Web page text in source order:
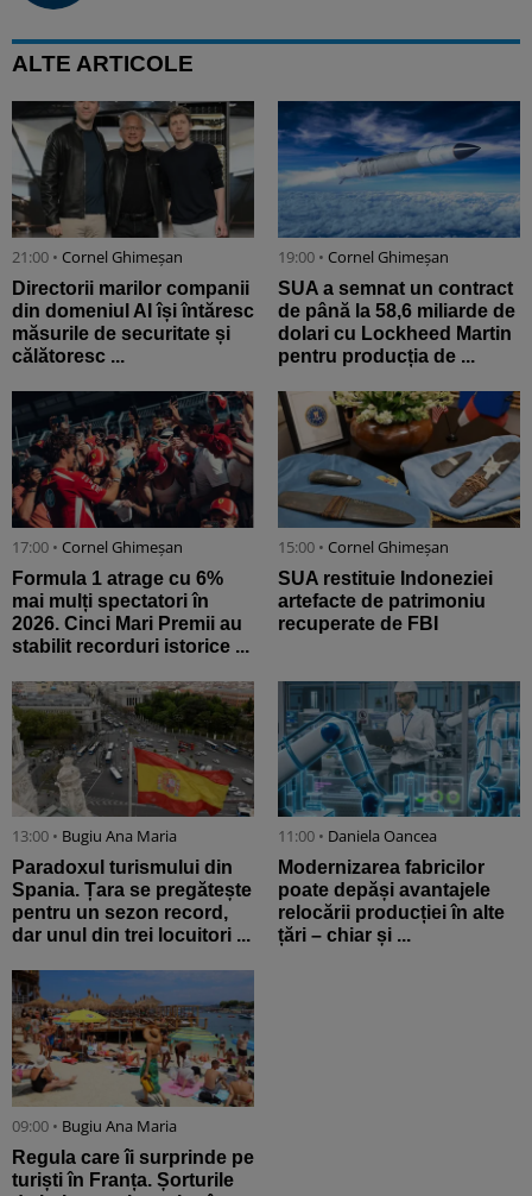
ALTE ARTICOLE
21:00 • Cornel Ghimeșan
Directorii marilor companii
din domeniul AI își întăresc
măsurile de securitate și
călătoresc ...
19:00 • Cornel Ghimeșan
SUA a semnat un contract
de până la 58,6 miliarde de
dolari cu Lockheed Martin
pentru producția de ...
17:00 • Cornel Ghimeșan
Formula 1 atrage cu 6%
mai mulți spectatori în
2026. Cinci Mari Premii au
stabilit recorduri istorice ...
15:00 • Cornel Ghimeșan
SUA restituie Indoneziei
artefacte de patrimoniu
recuperate de FBI
13:00 • Bugiu ⁠Ana Maria
Paradoxul turismului din
Spania. Țara se pregătește
pentru un sezon record,
dar unul din trei locuitori ...
11:00 • Daniela Oancea
Modernizarea fabricilor
poate depăși avantajele
relocării producției în alte
țări – chiar și ...
09:00 • Bugiu ⁠Ana Maria
Regula care îi surprinde pe
turiști în Franța. Șorturile